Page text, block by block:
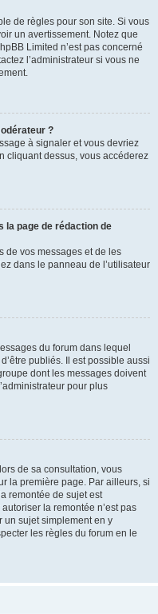
de règles pour son site. Si vous
un avertissement. Notez que
Limited n’est pas concerné
l’administrateur si vous ne
?
à signaler et vous devriez
cliquant dessus, vous accéderez
la page de rédaction de
de vos messages et de les
dans le panneau de l’utilisateur
du forum dans lequel
publiés. Il est possible aussi
dont les messages doivent
pour plus
de sa consultation, vous
la première page. Par ailleurs, si
remontée de sujet est
la remontée n’est pas
un sujet simplement en y
les règles du forum en le